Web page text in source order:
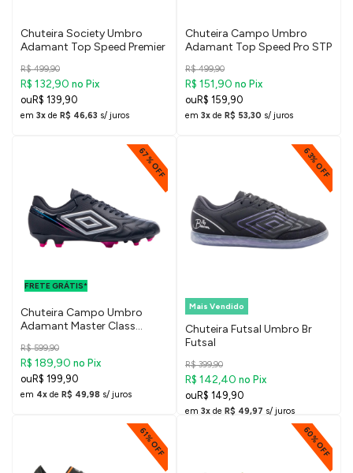
Chuteira Society Umbro
Adamant Top Speed Premier
R$ 499,90
R$ 132,90 no Pix
R$ 139,90
em 3x de R$ 46,63 s/ juros
Chuteira Campo Umbro
Adamant Top Speed Pro STP
R$ 499,90
R$ 151,90 no Pix
R$ 159,90
em 3x de R$ 53,30 s/ juros
67% OFF
FRETE GRÁTIS*
Chuteira Campo Umbro
Adamant Master Class
R$ 599,90
R$ 189,90 no Pix
R$ 199,90
em 4x de R$ 49,98 s/ juros
63% OFF
Mais Vendido
Chuteira Futsal Umbro Br
Futsal
R$ 399,90
R$ 142,40 no Pix
R$ 149,90
em 3x de R$ 49,97 s/ juros
61% OFF 60% OFF